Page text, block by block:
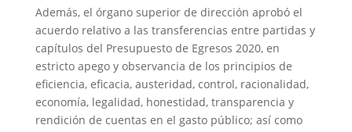
Además, el órgano superior de dirección aprobó el
acuerdo relativo a las transferencias entre partidas y
capítulos del Presupuesto de Egresos 2020, en
estricto apego y observancia de los principios de
eficiencia, eficacia, austeridad, control, racionalidad,
economía, legalidad, honestidad, transparencia y
rendición de cuentas en el gasto público; así como